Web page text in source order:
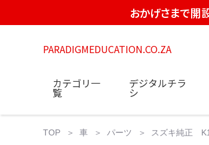
おかげさまで開
PARADIGMEDUCATION.CO.ZA
カテゴリ一
覧
デジタルチラ
シ
TOP 車 パーツ スズキ純正